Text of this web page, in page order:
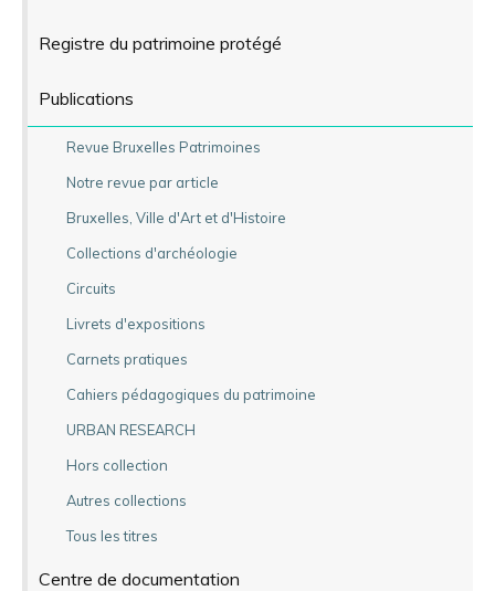
Registre du patrimoine protégé
Publications
Revue Bruxelles Patrimoines
Notre revue par article
Bruxelles, Ville d'Art et d'Histoire
Collections d'archéologie
Circuits
Livrets d'expositions
Carnets pratiques
Cahiers pédagogiques du patrimoine
URBAN RESEARCH
Hors collection
Autres collections
Tous les titres
Centre de documentation